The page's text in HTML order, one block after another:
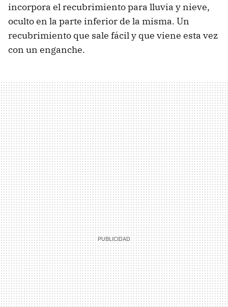
incorpora el recubrimiento para lluvia y nieve,
oculto en la parte inferior de la misma. Un
recubrimiento que sale fácil y que viene esta vez
con un enganche.